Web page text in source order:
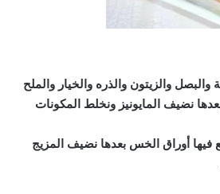
والبصل والزيتون والذره والخيار والملح
نضيف المايونيز ونخلط المكونات
فيها أوراق الخس بعدها نضيف المزيج